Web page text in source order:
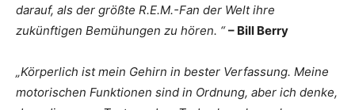
darauf, als der größte R.E.M.-Fan der Welt ihre
zukünftigen Bemühungen zu hören. “– Bill Berry
„Körperlich ist mein Gehirn in bester Verfassung. Meine
motorischen Funktionen sind in Ordnung, aber ich denke,